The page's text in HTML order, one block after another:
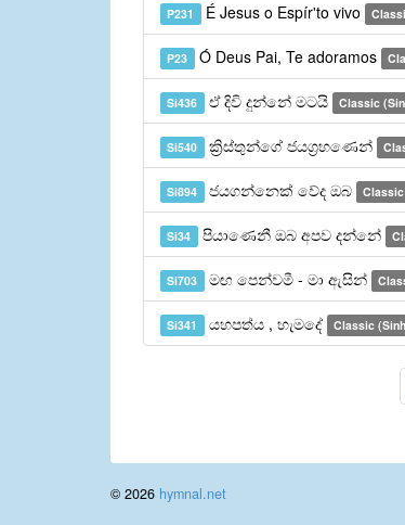
P231 É Jesus o Espír'to vivo
P23 Ó Deus Pai, Te adoramos
Si436 ඒ දිවි දුන්නේ මටයි Classic
Si540 ක්‍රිස්තුන්ගේ ජයග්‍රහණෙන්
Si894 ජයගන්නෙක් වේද ඔබ
Si34 පියාණෙනී ඔබ අපව දන්නේ
Si703 මඟ පෙන්වමී - මා ඇසින්
Si341 යහපත්ය , හැමදේ Classic
© 2026 hymnal.net